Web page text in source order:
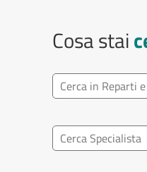
Cosa stai
Ricerca reparto
Ricerca specialisti